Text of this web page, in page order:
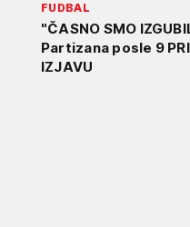
FUDBAL
"ČASNO SMO
Partizana posle 9
IZJAVU